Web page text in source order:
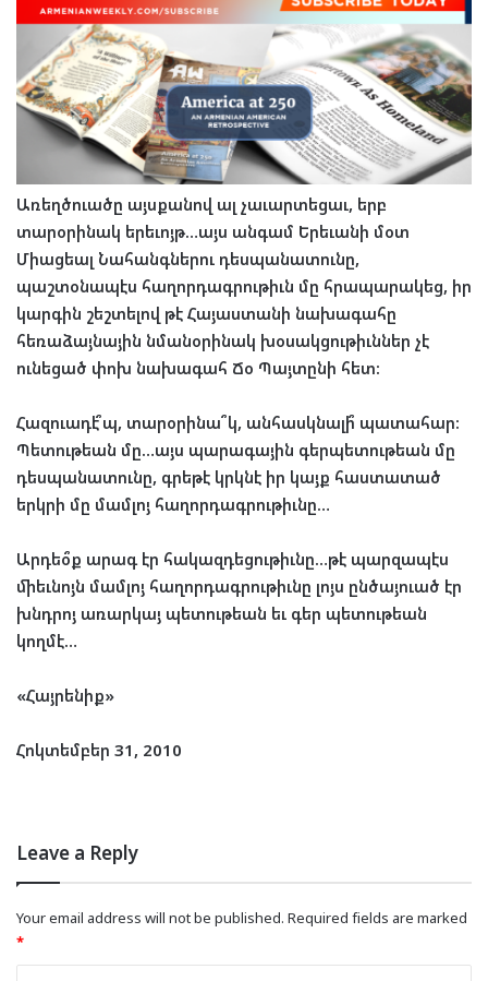
Առեղծուածը այսքանով ալ չաւարտեցաւ, երբ
տարօրինակ երեւոյթ…այս անգամ Երեւանի մօտ
Միացեալ Նահանգներու դեսպանատունը,
պաշտօնապէս հաղորդագրութիւն մը հրապարակեց, իր
կարգին շեշտելով թէ Հայաստանի նախագահը
հեռաձայնային նմանօրինակ խօսակցութիւններ չէ
ունեցած փոխ նախագահ Ճօ Պայտընի հետ:
Հազուադէ՞պ, տարօրինա՞կ, անհասկնալի՞ պատահար:
Պետութեան մը…այս պարագային գերպետութեան մը
դեսպանատունը, գրեթէ կրկնէ իր կայք հաստատած
երկրի մը մամլոյ հաղորդագրութիւնը…
Արդեօ՞ք արագ էր հակազդեցութիւնը…թէ պարզապէս
միեւնոյն մամլոյ հաղորդագրութիւնը լոյս ընծայուած էր
խնդրոյ առարկայ պետութեան եւ գեր պետութեան
կողմէ…
«Հայրենիք»
Հոկտեմբեր 31, 2010
Leave a Reply
Your email address will not be published. Required fields are marked
*